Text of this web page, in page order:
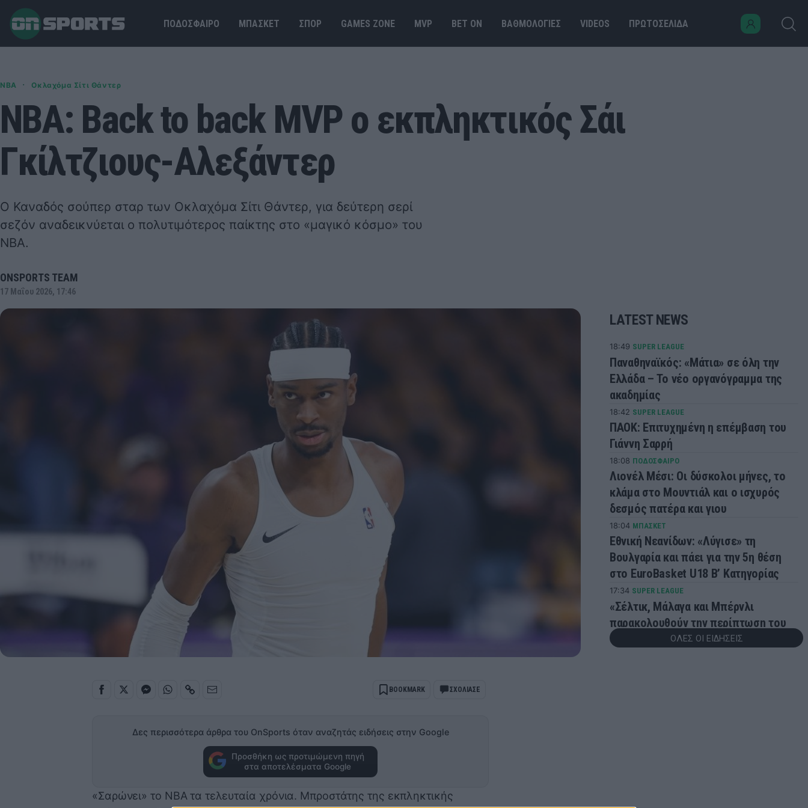
ΠΟΔΟΣΦΑΙΡΟ ΜΠΑΣΚΕΤ ΣΠΟΡ GAMES ΖΟΝΕ MVP BET ΟΝ ΒΑΘΜΟΛΟΓΙΕΣ VIDEOS ΠΡΩΤΟΣΕΛΙΔΑ
NBA · Οκλαχόμα Σίτι Θάντερ
NBA: Back to back MVP ο εκπληκτικός Σάι
Γκίλτζιους-Αλεξάντερ
Ο Καναδός σούπερ σταρ των Οκλαχόμα Σίτι Θάντερ, για δεύτερη σερί
σεζόν αναδεικνύεται ο πολυτιμότερος παίκτης στο «μαγικό κόσμο» του
ΝΒΑ.
ONSPORTS TEAM
17 Μαΐου 2026, 17:46
BOOKMARK ΣΧΟΛΙΑΣΕ
Δες περισσότερα άρθρα του OnSports όταν αναζητάς ειδήσεις στην Google
Προσθήκη ως προτιμώμενη πηγή
στα αποτελέσματα Google
«Σαρώνει» το NBA τα τελευταία χρόνια. Μπροστάτης της εκπληκτικής
LATEST NEWS
18:49 SUPER LEAGUE
Παναθηναϊκός: «Μάτια» σε όλη την
Ελλάδα – Το νέο οργανόγραμμα της
ακαδημίας
18:42 SUPER LEAGUE
ΠΑΟΚ: Επιτυχημένη η επέμβαση του
Γιάννη Σαρρή
18:08 ΠΟΔΟΣΦΑΙΡΟ
Λιονέλ Μέσι: Οι δύσκολοι μήνες, το
κλάμα στο Μουντιάλ και ο ισχυρός
δεσμός πατέρα και γιου
18:04 ΜΠΑΣΚΕΤ
Εθνική Νεανίδων: «Λύγισε» τη
Βουλγαρία και πάει για την 5η θέση
στο EuroBasket U18 Β’ Κατηγορίας
17:34 SUPER LEAGUE
«Σέλτικ, Μάλαγα και Μπέρνλι
παρακολουθούν την περίπτωση του
Τέιλορ»
ΟΛΕΣ ΟΙ ΕΙΔΗΣΕΙΣ